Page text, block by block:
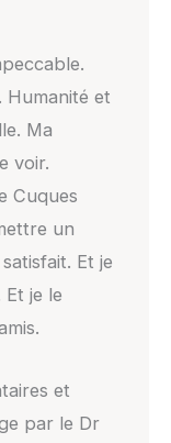
Humanité et
Ma
voir.
Cuques
un
Et je
je le
et
par le Dr